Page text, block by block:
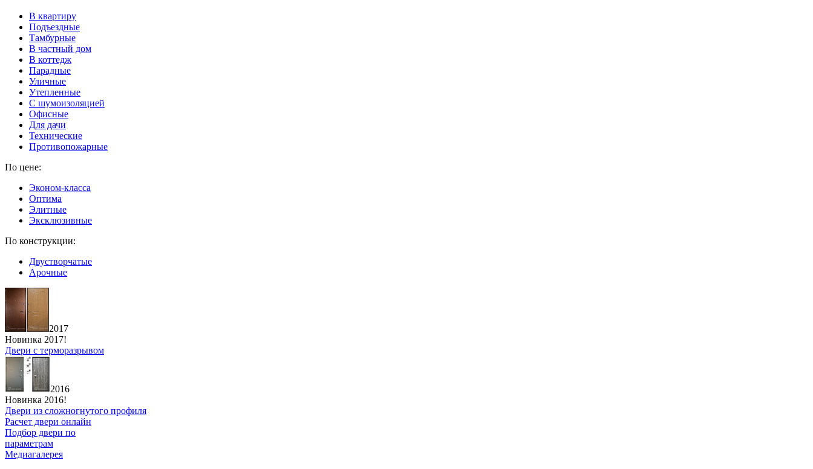
В квартиру
Подъездные
Тамбурные
В частный дом
В коттедж
Парадные
Уличные
Утепленные
C шумоизоляцией
Офисные
Для дачи
Технические
Противопожарные
По цене:
Эконом-класса
Оптима
Элитные
Эксклюзивные
По конструкции:
Двустворчатые
Арочные
2017
Новинка 2017!
Двери с терморазрывом
2016
Новинка 2016!
Двери из сложногнутого профиля
Расчет двери онлайн
Подбор двери по
параметрам
Медиагалерея